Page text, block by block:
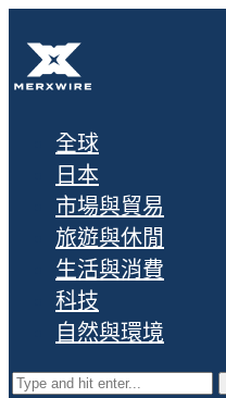
全球
日本
市場與貿易
旅遊與休閒
生活與消費
科技
自然與環境